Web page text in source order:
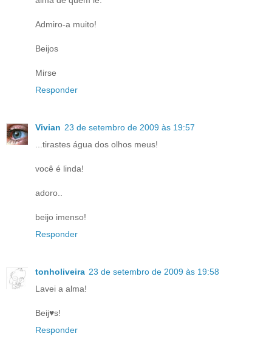
Admiro-a muito!
Beijos
Mirse
Responder
Vivian 23 de setembro de 2009 às 19:57
...tirastes água dos olhos meus!
você é linda!
adoro..
beijo imenso!
Responder
tonholiveira 23 de setembro de 2009 às 19:58
Lavei a alma!
Beij♥s!
Responder